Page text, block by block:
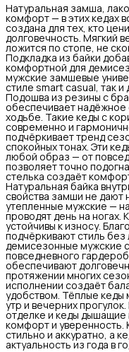
Натуральная замша,
комфорт — в этих кедах
создана для тех, кто
долговечность. Мягкий
ложится по стопе, не
Подкладка из байки
комфортной для
мужские замшевые
стиле smart casual, так и
Подошва из резины с
обеспечивает надёжное
ходьбе. Такие кеды с
современно и
подчёркивает тренд
спокойных тонах. Эти
любой образ — от
позволяет точно
стелька создаёт
Натуральная байка
свойства замши не дают
утепленные мужские —
проводят день на ногах.
устойчивы к износу.
подчёркивают стиль
демисезонные мужские
повседневного
обеспечивают
протяжении многих
исполнении создаёт
удобством. Тёплые кеды
утр и вечерних
отделке и кеды дышащие
комфорт и уверенность.
стильно и аккуратно, а
актуальность из года в